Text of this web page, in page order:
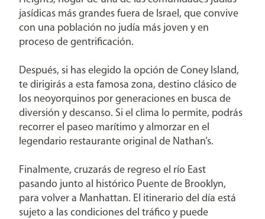
jasídicas más grandes fuera de Israel, que convive
con una población no judía más joven y en
proceso de gentrificación.
Después, si has elegido la opción de Coney Island,
te dirigirás a esta famosa zona, destino clásico de
los neoyorquinos por generaciones en busca de
diversión y descanso. Si el clima lo permite, podrás
recorrer el paseo marítimo y almorzar en el
legendario restaurante original de Nathan’s.
Finalmente, cruzarás de regreso el río East
pasando junto al histórico Puente de Brooklyn,
para volver a Manhattan. El itinerario del día está
sujeto a las condiciones del tráfico y puede